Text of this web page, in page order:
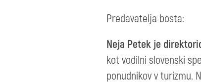
Predavatelja bosta:
Neja Petek je
kot vodilni slovenski
ponudnikov v turizmu.